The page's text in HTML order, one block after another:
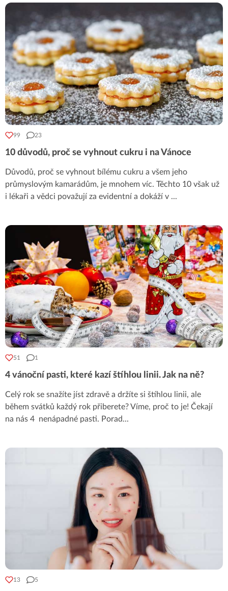
99 23
10 důvodů, proč se vyhnout cukru i na Vánoce
Důvodů, proč se vyhnout bílému cukru a všem jeho
průmyslovým kamarádům, je mnohem víc. Těchto 10 však už
i lékaři a vědci považují za evidentní a dokáží v ...
51 1
4 vánoční pasti, které kazí štíhlou linii. Jak na ně?
Celý rok se snažíte jíst zdravě a držíte si štíhlou linii, ale
během svátků každý rok přiberete? Víme, proč to je! Čekají
na nás 4 nenápadné pasti. Porad...
13 5